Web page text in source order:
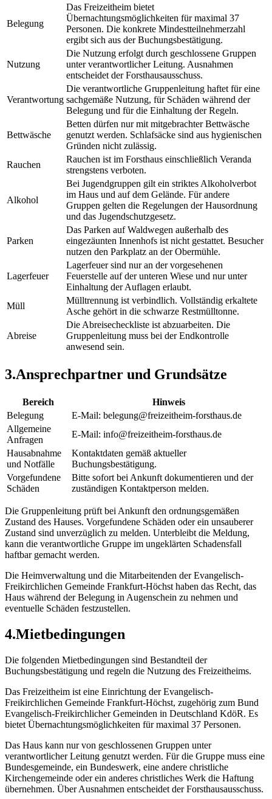
Belegung
Das Freizeitheim bietet
Übernachtungsmöglichkeiten für maximal 37
Personen. Die konkrete Mindestteilnehmerzahl
ergibt sich aus der Buchungsbestätigung.
Nutzung
Die Nutzung erfolgt durch geschlossene Gruppen
unter verantwortlicher Leitung. Ausnahmen
entscheidet der Forsthausausschuss.
Verantwortung
Die verantwortliche Gruppenleitung haftet für eine
sachgemäße Nutzung, für Schäden während der
Belegung und für die Einhaltung der Regeln.
Bettwäsche
Betten dürfen nur mit mitgebrachter Bettwäsche
genutzt werden. Schlafsäcke sind aus hygienischen
Gründen nicht zulässig.
Rauchen
Rauchen ist im Forsthaus einschließlich Veranda
strengstens verboten.
Alkohol
Bei Jugendgruppen gilt ein striktes Alkoholverbot
im Haus und auf dem Gelände. Für andere
Gruppen gelten die Regelungen der Hausordnung
und das Jugendschutzgesetz.
Parken
Das Parken auf Waldwegen außerhalb des
eingezäunten Innenhofs ist nicht gestattet. Besucher
nutzen den Parkplatz an der Obermühle.
Lagerfeuer
Lagerfeuer sind nur an der vorgesehenen
Feuerstelle auf der unteren Wiese und nur unter
Einhaltung der Auflagen erlaubt.
Müll
Mülltrennung ist verbindlich. Vollständig erkaltete
Asche gehört in die schwarze Restmülltonne.
Abreise
Die Abreisecheckliste ist abzuarbeiten. Die
Gruppenleitung muss bei der Endkontrolle
anwesend sein.
3.Ansprechpartner und Grundsätze
Bereich
Hinweis
Belegung
E-Mail: belegung@freizeitheim-forsthaus.de
Allgemeine
Anfragen
E-Mail: info@freizeitheim-forsthaus.de
Hausabnahme
und Notfälle
Kontaktdaten gemäß aktueller
Buchungsbestätigung.
Vorgefundene
Schäden
Bitte sofort bei Ankunft dokumentieren und der
zuständigen Kontaktperson melden.
Die Gruppenleitung prüft bei Ankunft den ordnungsgemäßen
Zustand des Hauses. Vorgefundene Schäden oder ein unsauberer
Zustand sind unverzüglich zu melden. Unterbleibt die Meldung,
kann die verantwortliche Gruppe im ungeklärten Schadensfall
haftbar gemacht werden.
Die Heimverwaltung und die Mitarbeitenden der Evangelisch-
Freikirchlichen Gemeinde Frankfurt-Höchst haben das Recht, das
Haus während der Belegung in Augenschein zu nehmen und
eventuelle Schäden festzustellen.
4.Mietbedingungen
Die folgenden Mietbedingungen sind Bestandteil der
Buchungsbestätigung und regeln die Nutzung des Freizeitheims.
Das Freizeitheim ist eine Einrichtung der Evangelisch-
Freikirchlichen Gemeinde Frankfurt-Höchst, zugehörig zum Bund
Evangelisch-Freikirchlicher Gemeinden in Deutschland KdöR. Es
bietet Übernachtungsmöglichkeiten für maximal 37 Personen.
Das Haus kann nur von geschlossenen Gruppen unter
verantwortlicher Leitung genutzt werden. Für die Gruppe muss eine
Bundesgemeinde, ein Bundeswerk, eine andere christliche
Kirchengemeinde oder ein anderes christliches Werk die Haftung
übernehmen. Über Ausnahmen entscheidet der Forsthausausschuss.